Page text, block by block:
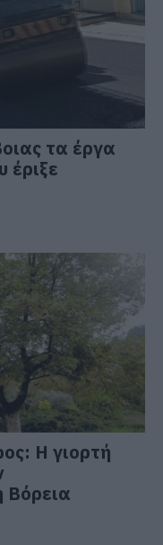
τα έργα
έριξε
Η γιορτή
Βόρεια